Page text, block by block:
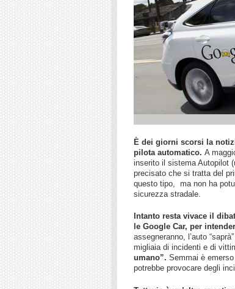
È dei giorni scorsi la
pilota automatico. A
inserito il sistema Autopilot
precisato che si tratta del
questo tipo, ma non ha
sicurezza stradale.
Intanto resta vivace il
le Google Car, per
assegneranno, l’auto
migliaia di incidenti e di
umano”. Semmai è
potrebbe provocare degli